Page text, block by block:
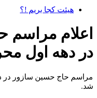
هیئت کجا بریم !؟
اعلام مراسم
در دهه اول محرم
شد.